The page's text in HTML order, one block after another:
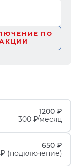
ПО
АКЦИИ
1200 ₽
300 ₽/месяц
650 ₽
(подключение)